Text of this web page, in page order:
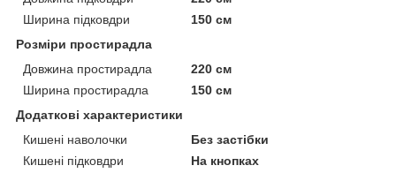
Ширина підковдри
150 см
Розміри простирадла
Довжина простирадла
220 см
Ширина простирадла
150 см
Додаткові характеристики
Кишені наволочки
Без застібки
Кишені підковдри
На кнопках